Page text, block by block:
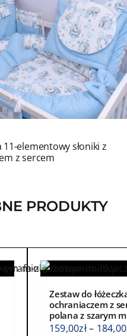
elementowy słoniki z
z sercem
PRODUKTY
Zestaw do
ochraniaczem z
polana z szarym
159,00zł– 184,00